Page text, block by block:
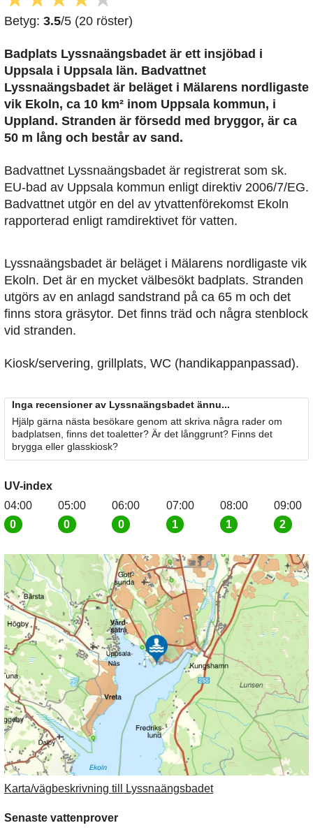
Betyg: 3.5/5 (20 röster)
Badplats Lyssnaängsbadet är ett insjöbad i
Uppsala i Uppsala län. Badvattnet
Lyssnaängsbadet är beläget i Mälarens nordligaste
vik Ekoln, ca 10 km² inom Uppsala kommun, i
Uppland. Stranden är försedd med bryggor, är ca
50 m lång och består av sand.
Badvattnet Lyssnaängsbadet är registrerat som sk.
EU-bad av Uppsala kommun enligt direktiv 2006/7/EG.
Badvattnet utgör en del av ytvattenförekomst Ekoln
rapporterad enligt ramdirektivet för vatten.
Lyssnaängsbadet är beläget i Mälarens nordligaste vik
Ekoln. Det är en mycket välbesökt badplats. Stranden
utgörs av en anlagd sandstrand på ca 65 m och det
finns stora gräsytor. Det finns träd och några stenblock
vid stranden.
Kiosk/servering, grillplats, WC (handikappanpassad).
Inga recensioner av Lyssnaängsbadet ännu...
Hjälp gärna nästa besökare genom att skriva några rader om
badplatsen, finns det toaletter? Är det långgrunt? Finns det
brygga eller glasskiosk?
UV-index
04:00
0
05:00
0
06:00
0
07:00
1
08:00
1
09:00
2
Karta/vägbeskrivning till Lyssnaängsbadet
Senaste vattenprover